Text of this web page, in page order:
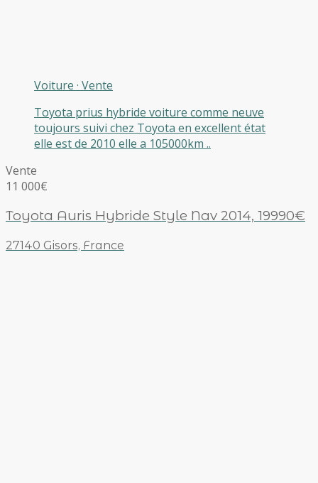
Voiture · Vente
Toyota prius hybride voiture comme neuve
toujours suivi chez Toyota en excellent état
elle est de 2010 elle a 105000km ..
Vente
11 000€
Toyota Auris Hybride Style Nav 2014, 19990€
27140 Gisors, France